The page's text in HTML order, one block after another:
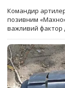
Командир
позивним
важливий фактор